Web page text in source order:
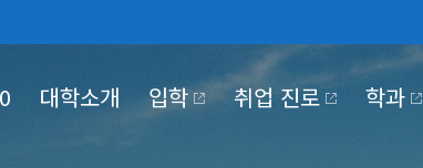
대학소개 입학 취업 진로 학과